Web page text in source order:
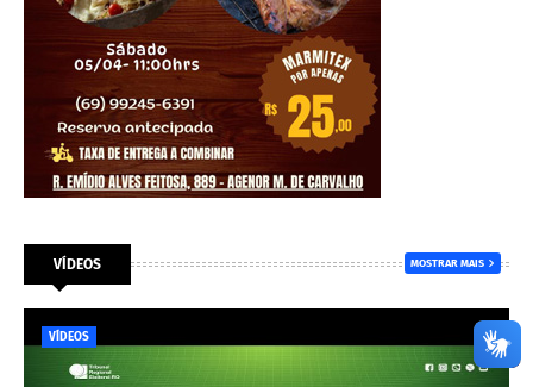
VÍDEOS MOSTRAR MAIS
VÍDEOS